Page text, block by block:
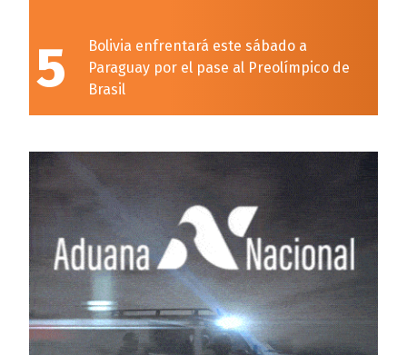
5
Bolivia enfrentará este sábado a
Paraguay por el pase al Preolímpico de
Brasil